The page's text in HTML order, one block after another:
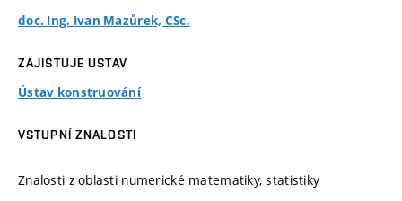
doc. Ing. Ivan Mazůrek, CSc.
ZAJIŠŤUJE ÚSTAV
Ústav konstruování
VSTUPNÍ ZNALOSTI
Znalosti z oblasti numerické matematiky, statistiky